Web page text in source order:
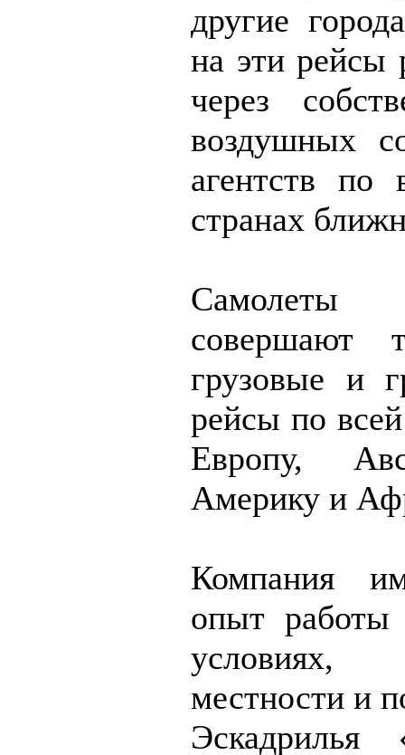
другие
на эти рейсы
через
воздушных
агентств
странах
Самолеты
совершают
грузовые и
рейсы по
Европу,
Америку и
Компания
опыт работы
условиях,
местности и